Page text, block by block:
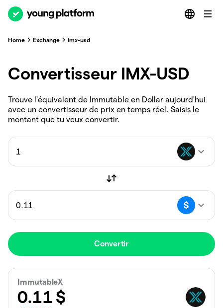
Home Exchange imx-usd
Convertisseur IMX-USD
Trouve l'équivalent de Immutable en Dollar aujourd'hui
avec un convertisseur de prix en temps réel. Saisis le
montant que tu veux convertir.
Convertir
ImmutableX
0.11 $